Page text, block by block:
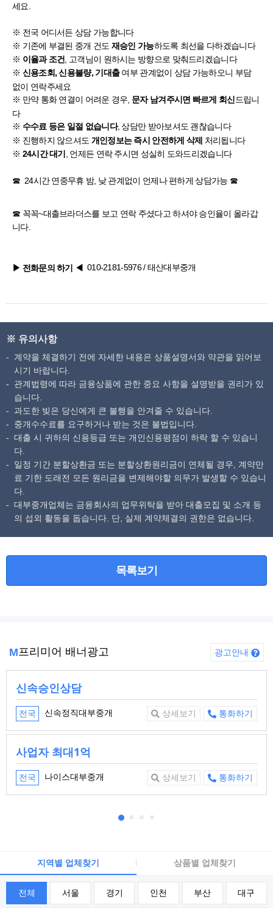
세요.
※ 전국 어디서든 상담 가능합니다
※ 기존에 부결된 중개 건도 재승인 가능하도록 최선을 다하겠습니다
※ 이율과 조건 , 고객님이 원하시는 방향으로 맞춰드리겠습니다
※ 신용조회, 신용불량, 기대출여부 관계없이 상담 가능하오니 부담
없이 연락주세요
※ 만약 통화 연결이 어려운 경우, 문자 남겨주시면 빠르게 회신드립니
다
※ 수수료 등은 일절 없습니다, 상담만 받아보셔도 괜찮습니다
※ 진행하지 않으셔도 개인정보는 즉시 안전하게 삭제 처리됩니다
※ 24시간 대기 , 언제든 연락 주시면 성실히 도와드리겠습니다
☎ 24시간 연중무휴 밤, 낮 관계없이 언제나 편하게 상담가능 ☎
☎ 꼭꼭~대출브라더스를 보고 연락 주셨다고 하셔야 승인율이 올라갑
니다.
▶ 전화문의 하기 ◀ 010-2181-5976/ 태산대부중개
※ 유의사항
계약을 체결하기 전에 자세한 내용은 상품설명서와 약관을 읽어보
시기 바랍니다.
관계법령에 따라 금융상품에 관한 중요 사항을 설명받을 권리가 있
습니다.
과도한 빚은 당신에게 큰 불행을 안겨줄 수 있습니다.
중개수수료를 요구하거나 받는 것은 불법입니다.
대출 시 귀하의 신용등급 또는 개인신용평점이 하락 할 수 있습니
다.
일정 기간 분할상환금 또는 분할상환원리금이 연체될 경우, 계약만
료 기한 도래전 모든 원리금을 변제해야할 의무가 발생할 수 있습니
다.
대부중개업체는 금융회사의 업무위탁을 받아 대출모집 및 소개 등
의 섭외 활동을 돕습니다. 단, 실제 계약체결의 권한은 없습니다.
목록보기
M프리미어 배너광고 광고안내
신속승인상담
전국 신속정직대부중개 상세보기 통화하기
사업자 최대1억
전국 나이스대부중개 상세보기 통화하기
지역별 업체찾기 상품별 업체찾기
전체 서울 경기 인천 부산 대구